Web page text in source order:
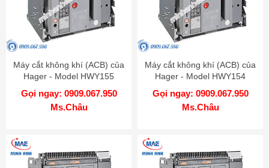
Máy cắt không khí (ACB) của
Hager - Model HWY155
Gọi ngay: 0909.067.950
Ms.Châu
Máy cắt không khí (ACB) của
Hager - Model HWY154
Gọi ngay: 0909.067.950
Ms.Châu